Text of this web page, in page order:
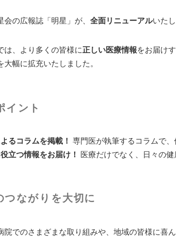
の広報誌「明星」が、 全面リニューアルいた
は、より多くの皆様に正しい医療情報をお届け
幅に拡充いたしました。
イント
るコラムを掲載！ 専門医が執筆するコラムで
立つ情報をお届け！
医療だけでなく、日々の
つながりを大切に
院でのさまざまな取り組みや、地域の皆様に喜